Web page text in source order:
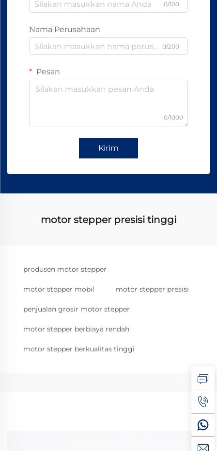
0/100
Nama Perusahaan
0/200
Pesan
0/1000
Kirim
motor stepper presisi tinggi
produsen motor stepper
motor stepper mobil motor stepper presisi
penjualan grosir motor stepper
motor stepper berbiaya rendah
motor stepper berkualitas tinggi